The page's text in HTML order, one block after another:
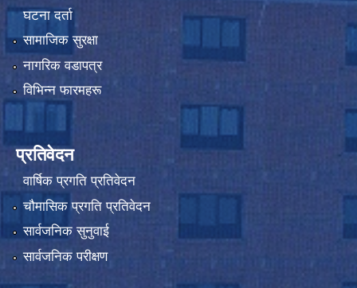
घटना दर्ता
सामाजिक सुरक्षा
नागरिक वडापत्र
विभिन्न फारमहरू
प्रतिवेदन
वार्षिक प्रगति प्रतिवेदन
चौमासिक प्रगति प्रतिवेदन
सार्वजनिक सुनुवाई
सार्वजनिक परीक्षण